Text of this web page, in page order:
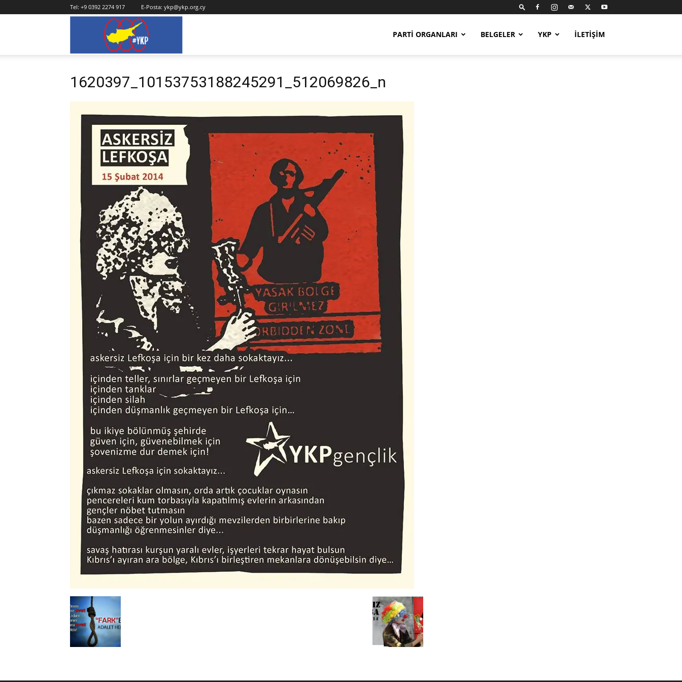
Tel: +9 0392 2274 917 E-Posta: ykp@ykp.org.cy
PARTI ORGANLARI BELGELER YKP İLETIŞIM
1620397_10153753188245291_512069826_n